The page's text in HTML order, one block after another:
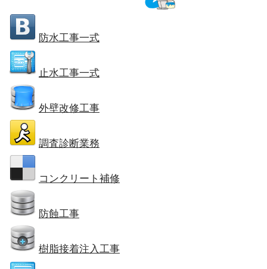
防水工事一式
止水工事一式
外壁改修工事
調査診断業務
コンクリート補修
防蝕工事
樹脂接着注入工事